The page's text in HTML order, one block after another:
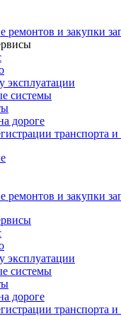
ремонтов и закупки
эксплуатации
системы
дороге
транспорта
ремонтов и закупки
эксплуатации
системы
дороге
транспорта